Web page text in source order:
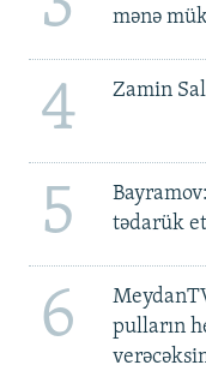
mənə
4 Zamin
5
tədarük
6
pulların